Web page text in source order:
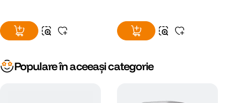
Populare în aceeași categorie